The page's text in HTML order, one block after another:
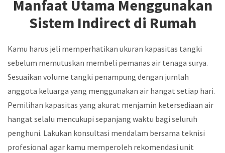
Manfaat Utama Menggunakan
Sistem Indirect di Rumah
Kamu harus jeli memperhatikan ukuran kapasitas tangki
sebelum memutuskan membeli pemanas air tenaga surya.
Sesuaikan volume tangki penampung dengan jumlah
anggota keluarga yang menggunakan air hangat setiap hari.
Pemilihan kapasitas yang akurat menjamin ketersediaan air
hangat selalu mencukupi sepanjang waktu bagi seluruh
penghuni. Lakukan konsultasi mendalam bersama teknisi
profesional agar kamu memperoleh rekomendasi unit